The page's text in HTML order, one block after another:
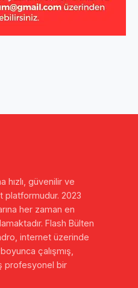
hızlı, güvenilir ve
platformudur. 2023
her zaman en
Flash Bülten
internet üzerinde
çalışmış,
profesyonel bir